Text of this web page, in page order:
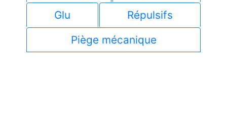
Glu
Répulsifs
Piège mécanique